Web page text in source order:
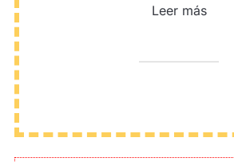
Leer más